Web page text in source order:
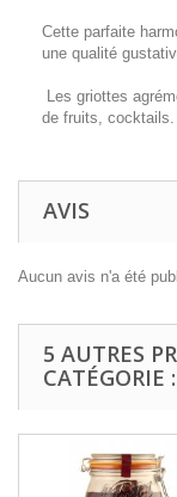
Cette parfaite
une qualité
Les griottes
de fruits,
AVIS
Aucun avis n'a été
5 AUTRES
CATÉGORIE :